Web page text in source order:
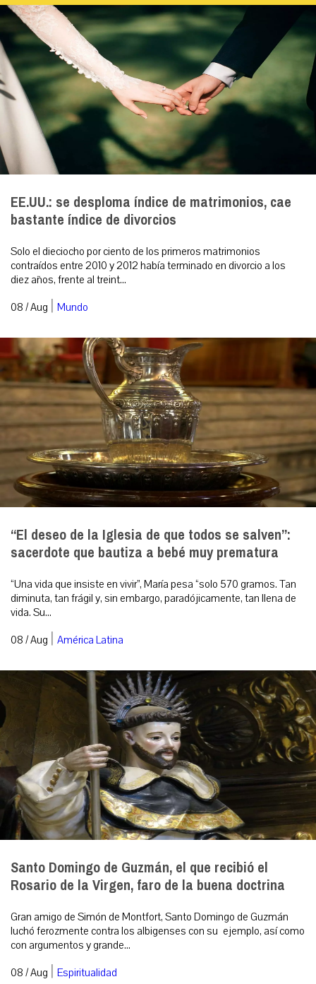
EE.UU.: se desploma índice de matrimonios, cae
bastante índice de divorcios
Solo el dieciocho por ciento de los primeros matrimonios
contraídos entre 2010 y 2012 había terminado en divorcio a los
diez años, frente al treint...
08 / Aug | Mundo
“El deseo de la Iglesia de que todos se salven”:
sacerdote que bautiza a bebé muy prematura
“Una vida que insiste en vivir”, María pesa “solo 570 gramos. Tan
diminuta, tan frágil y, sin embargo, paradójicamente, tan llena de
vida. Su...
08 / Aug | América Latina
Santo Domingo de Guzmán, el que recibió el
Rosario de la Virgen, faro de la buena doctrina
Gran amigo de Simón de Montfort, Santo Domingo de Guzmán
luchó ferozmente contra los albigenses con su ejemplo, así como
con argumentos y grande...
08 / Aug | Espiritualidad